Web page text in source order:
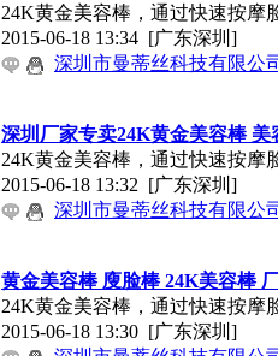
24K黄金美容棒，通过快速按摩
2015-06-18 13:34 [广东深圳]
深圳市曼蒂丝科技有限公
深圳厂家专卖24K黄金美容棒
24K黄金美容棒，通过快速按摩
2015-06-18 13:32 [广东深圳]
深圳市曼蒂丝科技有限公
黄金美容棒 廋脸棒 24K美容棒
24K黄金美容棒，通过快速按摩
2015-06-18 13:30 [广东深圳]